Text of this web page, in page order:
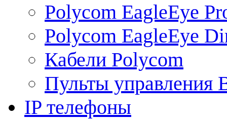
Polycom EagleEye
Polycom EagleEye
Кабели Polycom
Пульты управления
IP телефоны